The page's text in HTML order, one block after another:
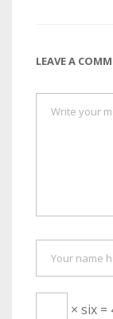
LEAVE A
× six =